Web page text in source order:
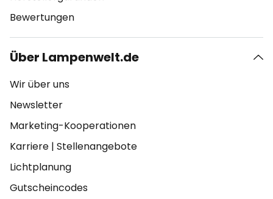
Bewertungen
Über Lampenwelt.de
Wir über uns
Newsletter
Marketing-Kooperationen
Karriere | Stellenangebote
Lichtplanung
Gutscheincodes